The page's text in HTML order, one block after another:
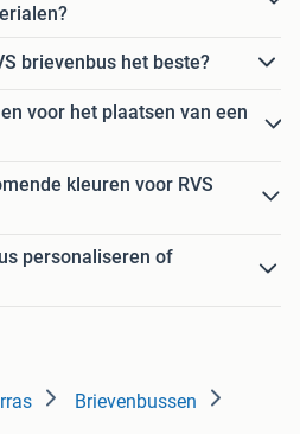
brievenbus het beste?
voor het plaatsen van een
kleuren voor RVS
personaliseren of
Brievenbussen